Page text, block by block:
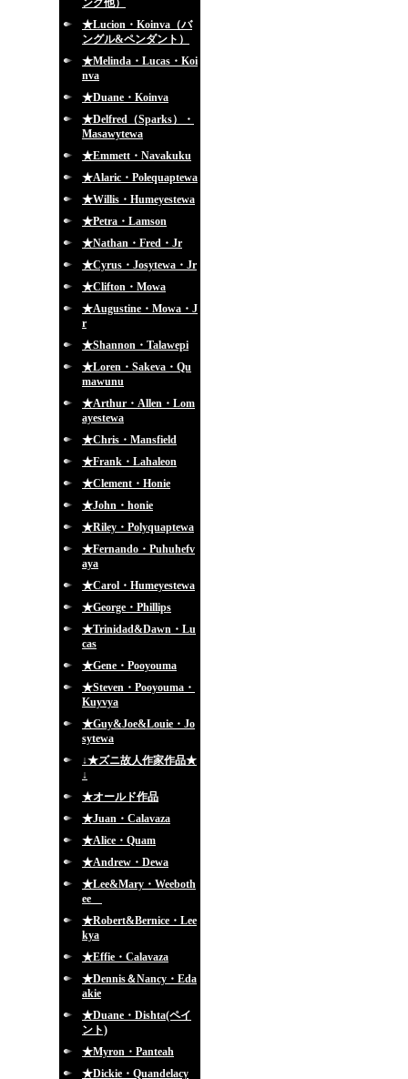
ング他）
★Lucion・Koinva（バ
ングル&ペンダント）
★Melinda・Lucas・Koi
nva
★Duane・Koinva
★Delfred（Sparks）・
Masawytewa
★Emmett・Navakuku
★Alaric・Polequaptewa
★Willis・Humeyestewa
★Petra・Lamson
★Nathan・Fred・Jr
★Cyrus・Josytewa・Jr
★Clifton・Mowa
★Augustine・Mowa・J
r
★Shannon・Talawepi
★Loren・Sakeva・Qu
mawunu
★Arthur・Allen・Lom
ayestewa
★Chris・Mansfield
★Frank・Lahaleon
★Clement・Honie
★John・honie
★Riley・Polyquaptewa
★Fernando・Puhuhefv
aya
★Carol・Humeyestewa
★George・Phillips
★Trinidad&Dawn・Lu
cas
★Gene・Pooyouma
★Steven・Pooyouma・
Kuyvya
★Guy&Joe&Louie・Jo
sytewa
↓★ズニ故人作家作品★
↓
★オールド作品
★Juan・Calavaza
★Alice・Quam
★Andrew・Dewa
★Lee&Mary・Weeboth
ee
★Robert&Bernice・Lee
kya
★Effie・Calavaza
★Dennis＆Nancy・Eda
akie
★Duane・Dishta(ペイ
ント)
★Myron・Panteah
★Dickie・Quandelacy